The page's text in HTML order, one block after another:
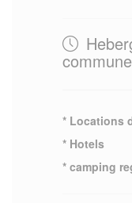
commune
* Locations
* Hotels
* camping